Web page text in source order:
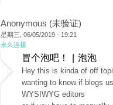
Anonymous (未验证)
星期三, 06/05/2019 - 19:21
永久连接
冒个泡吧！ | 泡泡
Hey this is kinda of off
wanting to know if blogs
WYSIWYG editors